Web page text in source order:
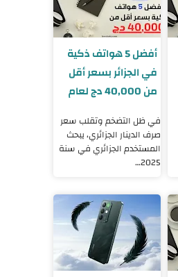
أفضل 5 هواتف ذكية
في الجزائر بسعر أقل
من 40,000 دج لعام
في ظل التضخم وتقلب سعر
صرف الدينار الجزائري، يبحث
المستخدم الجزائري في سنة
2025…